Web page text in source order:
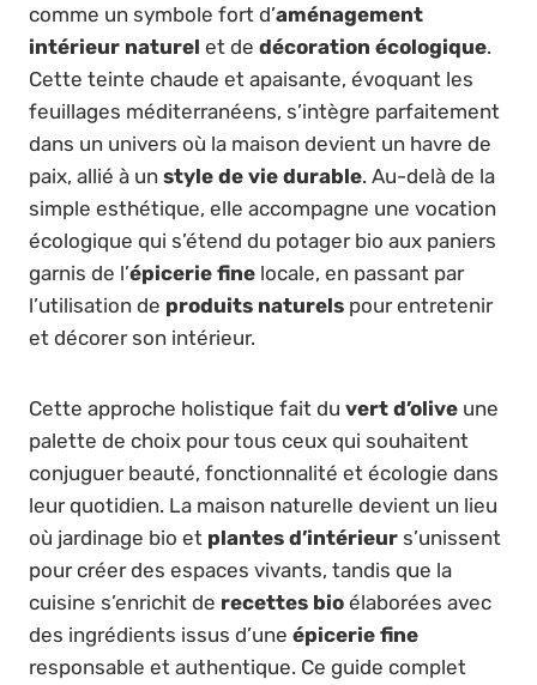
comme un symbole fort d’aménagement
intérieur naturel et de décoration écologique.
Cette teinte chaude et apaisante, évoquant les
feuillages méditerranéens, s’intègre parfaitement
dans un univers où la maison devient un havre de
paix, allié à un style de vie durable. Au-delà de la
simple esthétique, elle accompagne une vocation
écologique qui s’étend du potager bio aux paniers
garnis de l’épicerie fine locale, en passant par
l’utilisation de produits naturels pour entretenir
et décorer son intérieur.
Cette approche holistique fait du vert d’olive une
palette de choix pour tous ceux qui souhaitent
conjuguer beauté, fonctionnalité et écologie dans
leur quotidien. La maison naturelle devient un lieu
où jardinage bio et plantes d’intérieur s’unissent
pour créer des espaces vivants, tandis que la
cuisine s’enrichit de recettes bio élaborées avec
des ingrédients issus d’une épicerie fine
responsable et authentique. Ce guide complet